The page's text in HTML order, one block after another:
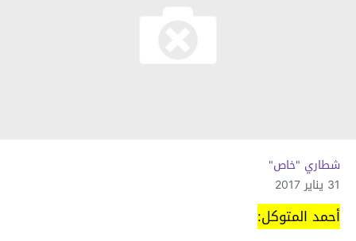
شطاري "خاص"
31 يناير 2017
أحمد المتوكل: